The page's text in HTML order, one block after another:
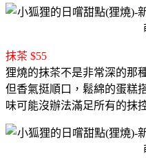
抹茶 $55
狸燒的抹茶不是非常深的那
但香氣挺順口，鬆綿的蛋糕
味可能沒辦法滿足所有的抹